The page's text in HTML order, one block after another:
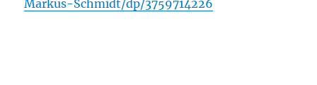
Markus-Schmidt/dp/3759714226